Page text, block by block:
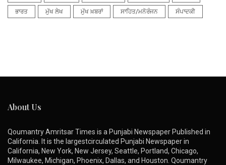
ਭਾਰਤ ਮੁੱਖ ਲੇਖ ਮੁੱਖ ਖ਼ਬਰਾਂ ਸਾਹਿਤ/ਮਨੋਰੰਜਨ ਸੰਪਾਦਕੀ
About Us
Qoumantry Amritsar Times is a Punjabi Newspaper Published in
California. It is the largestcirculated Punjabi Newspaper in
California, New York, New Jersey, Seattle, Portland, Chicago,
Milwaukee, Michigan, Phoenix, Dallas, and Houston. Qoumantry